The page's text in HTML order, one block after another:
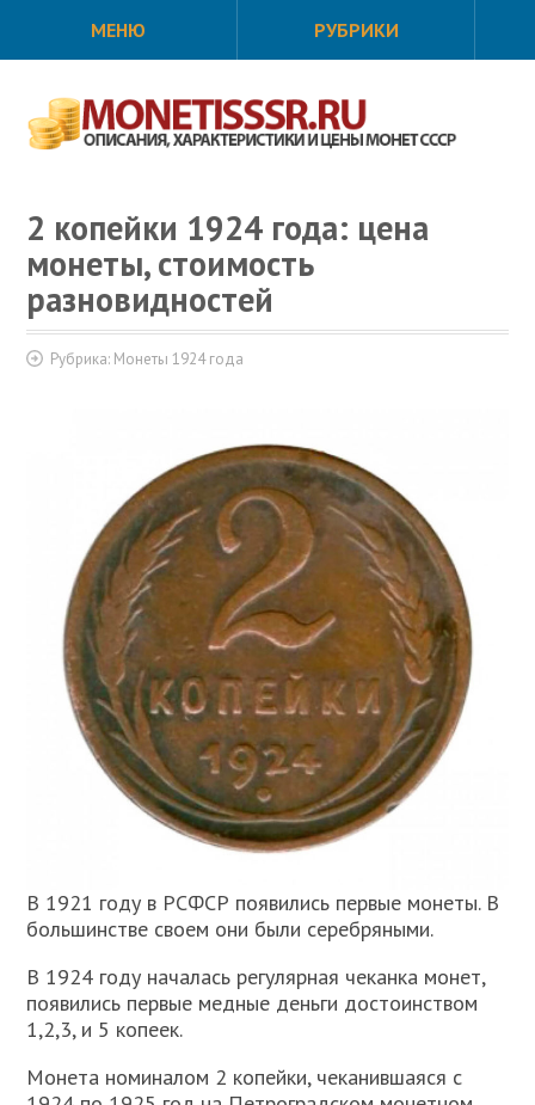
МЕНЮ РУБРИКИ
2 копейки 1924 года: цена
монеты, стоимость
разновидностей
Рубрика: Монеты 1924 года
В 1921 году в РСФСР появились первые монеты. В
большинстве своем они были серебряными.
В 1924 году началась регулярная чеканка монет,
появились первые медные деньги достоинством
1,2,3, и 5 копеек.
Монета номиналом 2 копейки, чеканившаяся с